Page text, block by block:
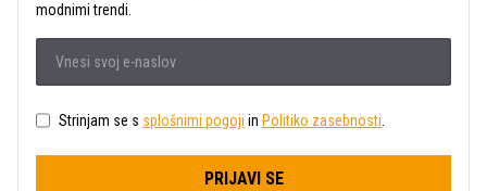
modnimi trendi.
Strinjam se s splošnimi pogoji in Politiko zasebnosti
PRIJAVI SE